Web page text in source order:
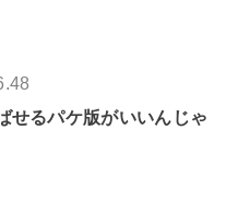
せるパケ版がいいんじゃ